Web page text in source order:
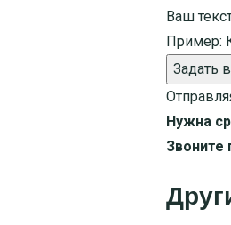
Ваш
Пример:
Задать
Нужна
Звоните